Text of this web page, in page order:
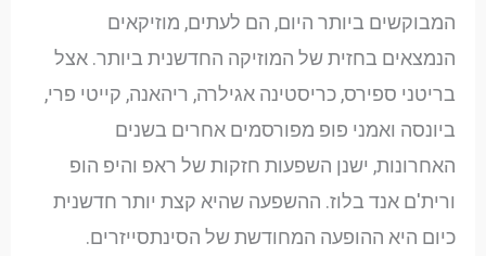
המבוקשים ביותר היום, הם לעתים, מוזיקאים
הנמצאים בחזית של המוזיקה החדשנית ביותר. אצל
בריטני ספירס, כריסטינה אגילרה, ריהאנה, קייטי פרי,
ביונסה ואמני פופ מפורסמים אחרים בשנים
האחרונות, ישנן השפעות חזקות של ראפ והיפ הופ
ורית'ם אנד בלוז. ההשפעה שהיא קצת יותר חדשנית
כיום היא ההופעה המחודשת של הסינתסייזרים.